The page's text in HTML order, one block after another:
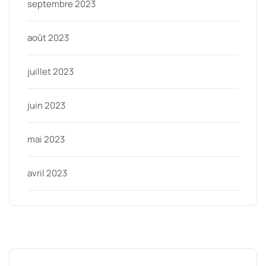
septembre 2023
août 2023
juillet 2023
juin 2023
mai 2023
avril 2023